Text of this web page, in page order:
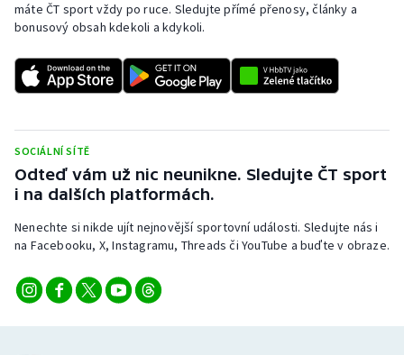
Short track
Sportovní střelba
Triatlon
Veslování
Vodní slalom
Volejbal
Ostatní
máte ČT sport vždy po ruce. Sledujte přímé přenosy, články a
bonusový obsah kdekoli a kdykoli.
SOCIÁLNÍ SÍTĚ
Odteď vám už nic neunikne. Sledujte ČT sport
i na dalších platformách.
Nenechte si nikde ujít nejnovější sportovní události. Sledujte nás i
na Facebooku, X, Instagramu, Threads či YouTube a buďte v obraze.